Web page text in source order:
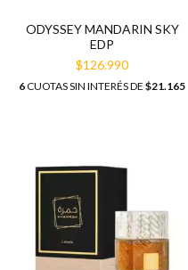
ODYSSEY MANDARIN SKY
EDP
$126.990
6 CUOTAS SIN INTERÉS DE $21.165